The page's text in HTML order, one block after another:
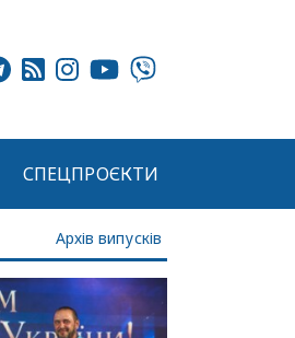
СПЕЦПРОЄКТИ
Архів випусків